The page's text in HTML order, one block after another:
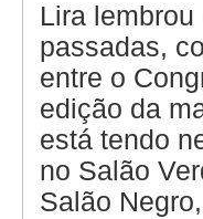
Lira
passadas,
entre o
edição da
está tendo
no Salão
Salão